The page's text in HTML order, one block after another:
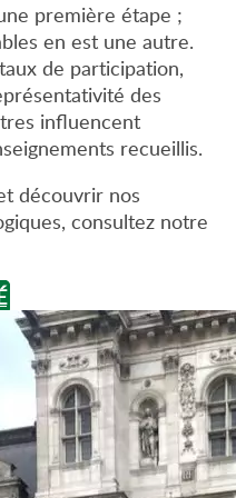
première étape ;
en est une autre.
de participation,
des
influencent
recueillis.
découvrir nos
consultez notre